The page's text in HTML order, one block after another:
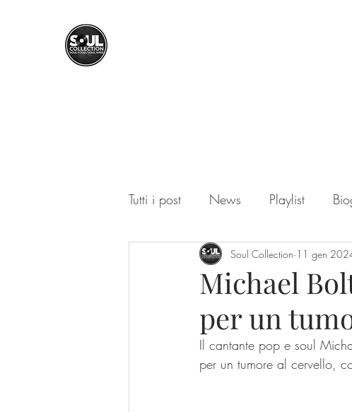
Tutti i post News Playlist
Michael
per un
Soul Collection 11 gen
Il cantante pop e soul
per un tumore al cervello,